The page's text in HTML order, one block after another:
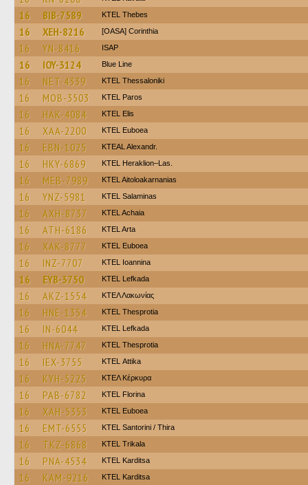
16 BIB-7589 KTEL Thebes
16 XEH-8216 [OASA] Corinthia
16 YN-8416 ISAP
16 IOY-3124 Blue Line
16 NET-4339 KTEL Thessaloniki
16 MOB-3503 KTEL Paros
16 HAK-4084 KTEL Elis
16 XAA-2200 ΚΤΕL Euboea
16 EBN-1025 KTEAL Alexandr.
16 HKY-6869 KTEL Heraklion–Las.
16 MEB-7989 KTEL Aitoloakarnanias
16 YNZ-5981 KTEL Salaminas
16 AXH-8737 KTEL Achaia
16 ATH-6186 KTEL Arta
16 XAK-8777 ΚΤΕL Euboea
16 INZ-7707 KTEL Ioannina
16 EYB-3750 KTEL Lefkada
16 AKZ-1554 ΚΤΕΛ Λακωνίας
16 HNE-1354 KTEL Thesprotia
16 IN-6044 KTEL Lefkada
16 HNA-7747 KTEL Thesprotia
16 IEX-3755 KΤΕL Αttika
16 KYH-5225 ΚΤΕΛ Κέρκυρα
16 PAB-6782 KTEL Florina
16 XAH-5353 ΚΤΕL Euboea
16 EMT-6555 KTEL Santorini / Thira
16 TKZ-6868 ΚΤΕL Τrikala
16 PNA-4534 ΚΤΕL Karditsa
16 KAM-9216 ΚΤΕL Karditsa